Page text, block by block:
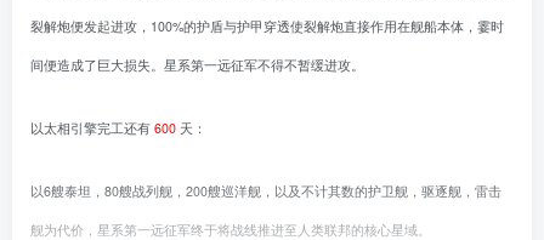
裂解炮便发起进攻，100%的护盾与护甲穿透使裂解炮直接作用在舰船本体，霎时
间便造成了巨大损失。星系第一远征军不得不暂缓进攻。
以太相引擎完工还有 600 天：
以6艘泰坦，80艘战列舰，200艘巡洋舰，以及不计其数的护卫舰，驱逐舰，雷击
舰为代价，星系第一远征军终于将战线推进至人类联邦的核心星域。